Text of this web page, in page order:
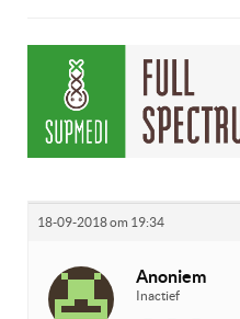
18-09-2018 om 19:34
Anoniem
Inactief